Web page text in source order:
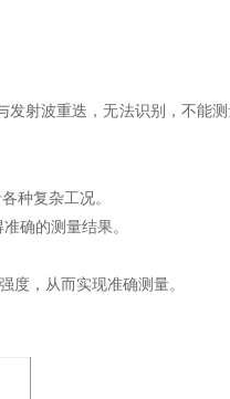
射波重迭，无法识别，不能
种复杂工况。
确的测量结果。
度，从而实现准确测量。